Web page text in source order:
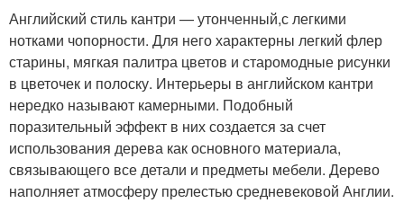
Английский стиль кантри — утонченный,с легкими
нотками чопорности. Для него характерны легкий флер
старины, мягкая палитра цветов и старомодные рисунки
в цветочек и полоску. Интерьеры в английском кантри
нередко называют камерными. Подобный
поразительный эффект в них создается за счет
использования дерева как основного материала,
связывающего все детали и предметы мебели. Дерево
наполняет атмосферу прелестью средневековой Англии.